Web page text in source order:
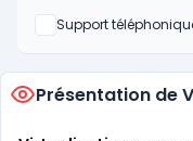
Support
Non
Présentation de